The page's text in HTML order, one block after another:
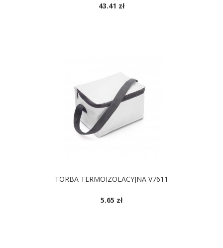
43.41 zł
TORBA TERMOIZOLACYJNA V7611
5.65 zł